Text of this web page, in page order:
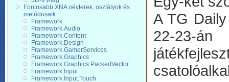
Fontosabb XNA névterek, osztályok és
metódusaik
Framework
Framework.Audio
Framework.Content
Framework.Design
Framework.GamerServices
Framework.Graphics
Framework.Graphics.PackedVector
Framework.Input
Framework.Input.Touch
A TG
22-23-án